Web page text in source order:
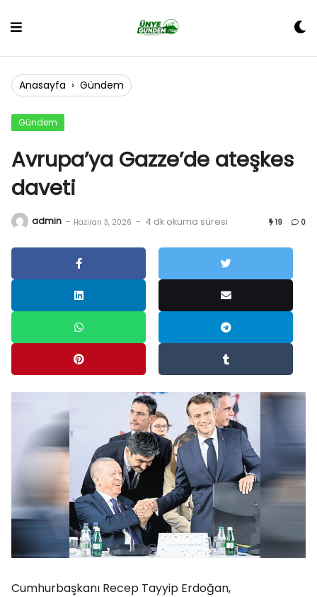
Anasayfa › Gündem
Gündem
Avrupa’ya Gazze’de ateşkes
daveti
admin - Haziran 3, 2026 - 4 dk okuma süresi 19 0
Cumhurbaşkanı Recep Tayyip Erdoğan,